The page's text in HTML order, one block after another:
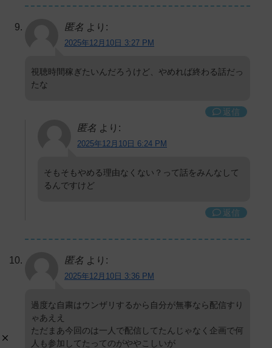
匿名 より:
2025年12月10日 3:27 PM
視聴時間稼ぎたいんだろうけど、やめれば終わる話だっ
たな
返信
匿名 より:
2025年12月10日 6:24 PM
そもそもやめる理由なくない？って話をみんなして
るんですけど
返信
匿名 より:
2025年12月10日 3:36 PM
過度な自粛はウンザリするから自分が無事なら配信すり
ゃあええ
ただまあ今回のは一人で配信してたんじゃなく企画で何
人も参加してたってのがややこしいが